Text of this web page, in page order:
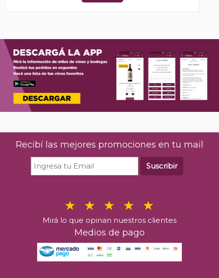
Recibí las mejores promociones en tu mail
Suscribir
Mirá lo que opinan nuestros clientes
Medios de pago